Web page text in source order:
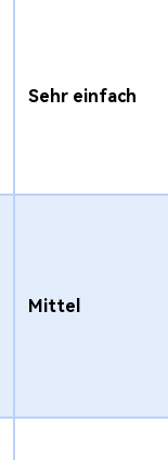
Sehr einfach
Mittel